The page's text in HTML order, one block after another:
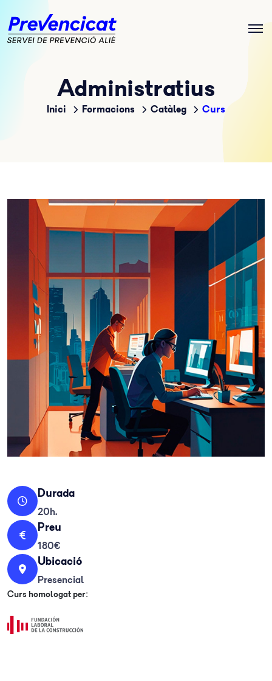
Administratius
Inici Formacions Catàleg Curs
Durada
20h.
Preu
180€
Ubicació
Presencial
Curs homologat per: